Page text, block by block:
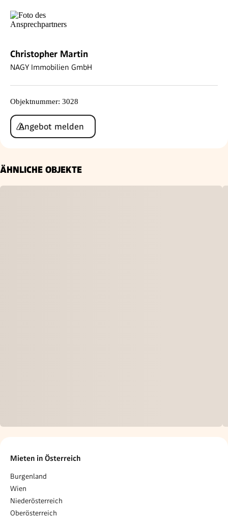
Christopher Martin
NAGY Immobilien GmbH
Objektnummer: 3028
Angebot melden
ÄHNLICHE OBJEKTE
Mieten in Österreich
Burgenland
Wien
Niederösterreich
Oberösterreich